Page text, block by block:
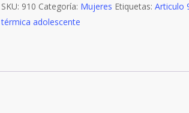
SKU: 910 Categoría: Mujeres Etiquetas: Articulo
térmica adolescente